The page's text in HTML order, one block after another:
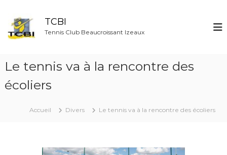
TCBI
Tennis Club Beaucroissant Izeaux
Le tennis va à la rencontre des
écoliers
Accueil Divers Le tennis va à la rencontre des écoliers